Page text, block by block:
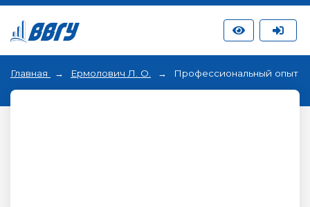
Главная Ермолович Л. О. Профессиональный опыт